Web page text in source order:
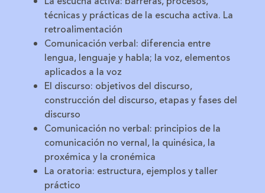
técnicas y prácticas de la escucha activa. La
retroalimentación
Comunicación verbal: diferencia entre
lengua, lenguaje y habla; la voz, elementos
aplicados a la voz
El discurso: objetivos del discurso,
construcción del discurso, etapas y fases del
discurso
Comunicación no verbal: principios de la
comunicación no vernal, la quinésica, la
proxémica y la cronémica
La oratoria: estructura, ejemplos y taller
práctico